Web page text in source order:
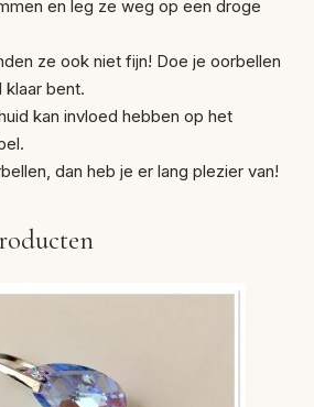
en leg ze weg op een droge
ze ook niet fijn! Doe je oorbellen
klaar bent.
kan invloed hebben op het
dan heb je er lang plezier van!